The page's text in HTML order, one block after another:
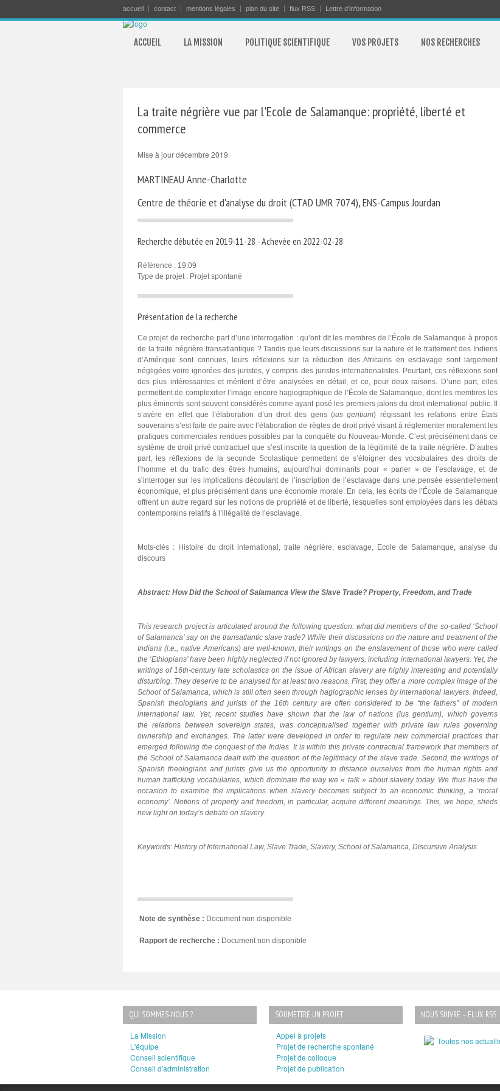
accueil contact mentions légales plan du site flux RSS Lettre d’information
ACCUEIL LA MISSION POLITIQUE SCIENTIFIQUE VOS PROJETS NOS RECHERCHES
La traite négrière vue par l'Ecole de Salamanque: propriété, liberté et
commerce
Mise à jour décembre 2019
MARTINEAU Anne-Charlotte
Centre de théorie et d'analyse du droit (CTAD UMR 7074), ENS-Campus Jourdan
Recherche débutée en 2019-11-28 - Achevée en 2022-02-28
Référence : 19.09
Type de projet : Projet spontané
Présentation de la recherche
Ce projet de recherche part d’une interrogation : qu’ont dit les membres de l’École de Salamanque à propos
de la traite négrière transatlantique ? Tandis que leurs discussions sur la nature et le traitement des Indiens
d’Amérique sont connues, leurs réflexions sur la réduction des Africains en esclavage sont largement
négligées voire ignorées des juristes, y compris des juristes internationalistes. Pourtant, ces réflexions sont
des plus intéressantes et méritent d’être analysées en détail, et ce, pour deux raisons. D’une part, elles
permettent de complexifier l’image encore hagiographique de l’École de Salamanque, dont les membres les
plus éminents sont souvent considérés comme ayant posé les premiers jalons du droit international public. Il
s’avère en effet que l’élaboration d’un droit des gens (ius gentium) régissant les relations entre États
souverains s’est faite de paire avec l’élaboration de règles de droit privé visant à réglementer moralement les
pratiques commerciales rendues possibles par la conquête du Nouveau-Monde. C’est précisément dans ce
système de droit privé contractuel que s’est inscrite la question de la légitimité de la traite négrière. D’autres
part, les réflexions de la seconde Scolastique permettent de s’éloigner des vocabulaires des droits de
l’homme et du trafic des êtres humains, aujourd’hui dominants pour « parler » de l’esclavage, et de
s’interroger sur les implications découlant de l’inscription de l’esclavage dans une pensée essentiellement
économique, et plus précisément dans une économie morale. En cela, les écrits de l’École de Salamanque
offrent un autre regard sur les notions de propriété et de liberté, lesquelles sont employées dans les débats
contemporains relatifs à l’illégalité de l’esclavage.
Mots-clés : Histoire du droit international, traite négrière, esclavage, Ecole de Salamanque, analyse du
discours
Abstract: How Did the School of Salamanca View the Slave Trade? Property, Freedom, and Trade
This research project is articulated around the following question: what did members of the so-called ‘School
of Salamanca’ say on the transatlantic slave trade? While their discussions on the nature and treatment of the
Indians (i.e., native Americans) are well-known, their writings on the enslavement of those who were called
the ‘Ethiopians’ have been highly neglected if not ignored by lawyers, including international lawyers. Yet, the
writings of 16th-century late scholastics on the issue of African slavery are highly interesting and potentially
disturbing. They deserve to be analysed for at least two reasons. First, they offer a more complex image of the
School of Salamanca, which is still often seen through hagiographic lenses by international lawyers. Indeed,
Spanish theologians and jurists of the 16th century are often considered to be “the fathers” of modern
international law. Yet, recent studies have shown that the law of nations (ius gentium), which governs
the relations between sovereign states, was conceptualised together with private law rules governing
ownership and exchanges. The latter were developed in order to regulate new commercial practices that
emerged following the conquest of the Indies. It is within this private contractual framework that members of
the School of Salamanca dealt with the question of the legitimacy of the slave trade. Second, the writings of
Spanish theologians and jurists give us the opportunity to distance ourselves from the human rights and
human trafficking vocabularies, which dominate the way we « talk » about slavery today. We thus have the
occasion to examine the implications when slavery becomes subject to an economic thinking, a ‘moral
economy’. Notions of property and freedom, in particular, acquire different meanings. This, we hope, sheds
new light on today’s debate on slavery.
Keywords: History of International Law, Slave Trade, Slavery, School of Salamanca, Discursive Analysis
Note de synthèse : Document non disponible
Rapport de recherche : Document non disponible
QUI SOMMES-NOUS ?
La Mission
L'équipe
Conseil scientifique
Conseil d'administration
SOUMETTRE UN PROJET
Appel à projets
Projet de recherche spontané
Projet de colloque
Projet de publication
NOUS SUIVRE – FLUX RSS
Toutes nos